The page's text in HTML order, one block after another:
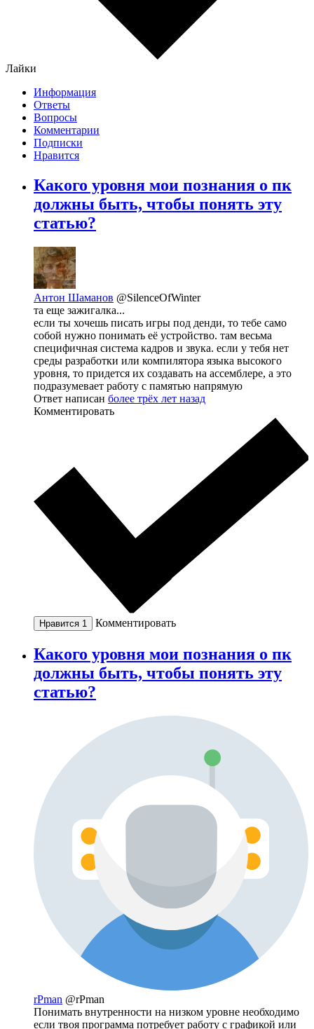
Лайки
Информация
Ответы
Вопросы
Комментарии
Подписки
Нравится
Какого уровня мои познания о пк
должны быть, чтобы понять эту
статью?
Антон Шаманов @SilenceOfWinter
та еще зажигалка...
если ты хочешь писать игры под денди, то тебе само
собой нужно понимать её устройство. там весьма
специфичная система кадров и звука. если у тебя нет
среды разработки или компилятора языка высокого
уровня, то придется их создавать на ассемблере, а это
подразумевает работу с памятью напрямую
Ответ написан более трёх лет назад
Комментировать
Нравится 1 Комментировать
Какого уровня мои познания о пк
должны быть, чтобы понять эту
статью?
rPman @rPman
Понимать внутренности на низком уровне необходимо
если твоя программа потребует работу с графикой или